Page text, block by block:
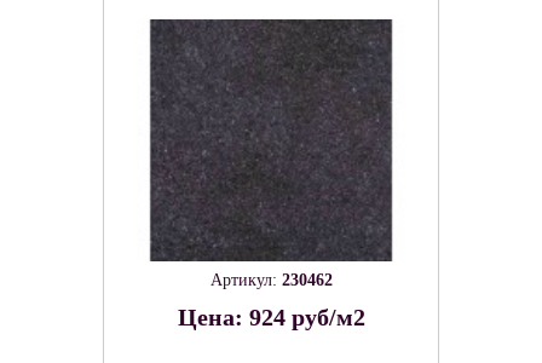
Артикул: 230462
Цена: 924 руб/м2